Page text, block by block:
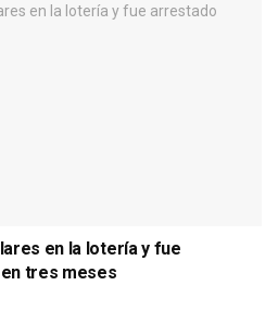
en la lotería y fue
tres meses